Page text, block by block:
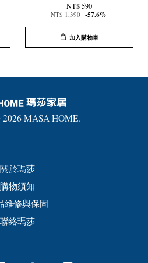
NT$ 590
NT$ 1,390 -57.6%
加入購物車
MASA HOME.
關於瑪莎
購物須知
維修與保固
聯絡瑪莎